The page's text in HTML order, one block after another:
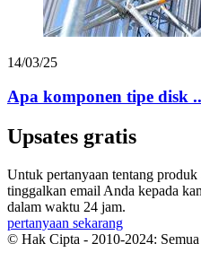
14/03/25
Apa komponen tipe disk
Upsates gratis
Untuk pertanyaan tentang
tinggalkan email Anda kepada
dalam waktu 24 jam.
pertanyaan sekarang
© Hak Cipta - 2010-2024: